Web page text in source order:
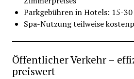
Parkgebühren in Hotels: 15-
Spa-Nutzung teilweise
Öffentlicher Verkehr –
preiswert